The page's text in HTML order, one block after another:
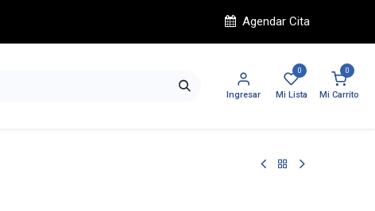
Agendar Cita
Ingresar
0
Mi Lista
0
Mi Carrito